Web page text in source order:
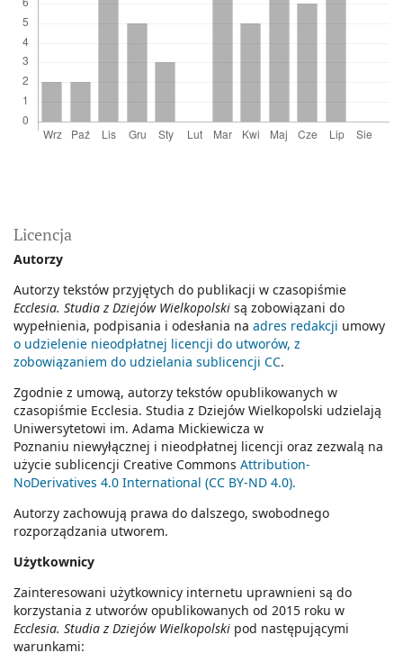
Licencja
Autorzy
Autorzy tekstów przyjętych do publikacji w czasopiśmie
Ecclesia. Studia z Dziejów Wielkopolski są zobowiązani do
wypełnienia, podpisania i odesłania na adres redakcji umowy
o udzielenie nieodpłatnej licencji do utworów, z
zobowiązaniem do udzielania sublicencji CC.
Zgodnie z umową, autorzy tekstów opublikowanych w
czasopiśmie Ecclesia. Studia z Dziejów Wielkopolski udzielają
Uniwersytetowi im. Adama Mickiewicza w
Poznaniu niewyłącznej i nieodpłatnej licencji oraz zezwalą na
użycie sublicencji Creative Commons Attribution-
NoDerivatives 4.0 International (CC BY-ND 4.0).
Autorzy zachowują prawa do dalszego, swobodnego
rozporządzania utworem.
Użytkownicy
Zainteresowani użytkownicy internetu uprawnieni są do
korzystania z utworów opublikowanych od 2015 roku w
Ecclesia. Studia z Dziejów Wielkopolski pod następującymi
warunkami: